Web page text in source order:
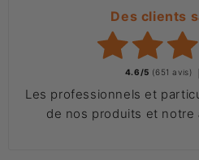
Des clients
4.6/5 (651 avis)
Les professionnels et
de nos produits et notre